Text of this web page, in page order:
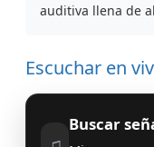
auditiva llena de
Escuchar en
Buscar